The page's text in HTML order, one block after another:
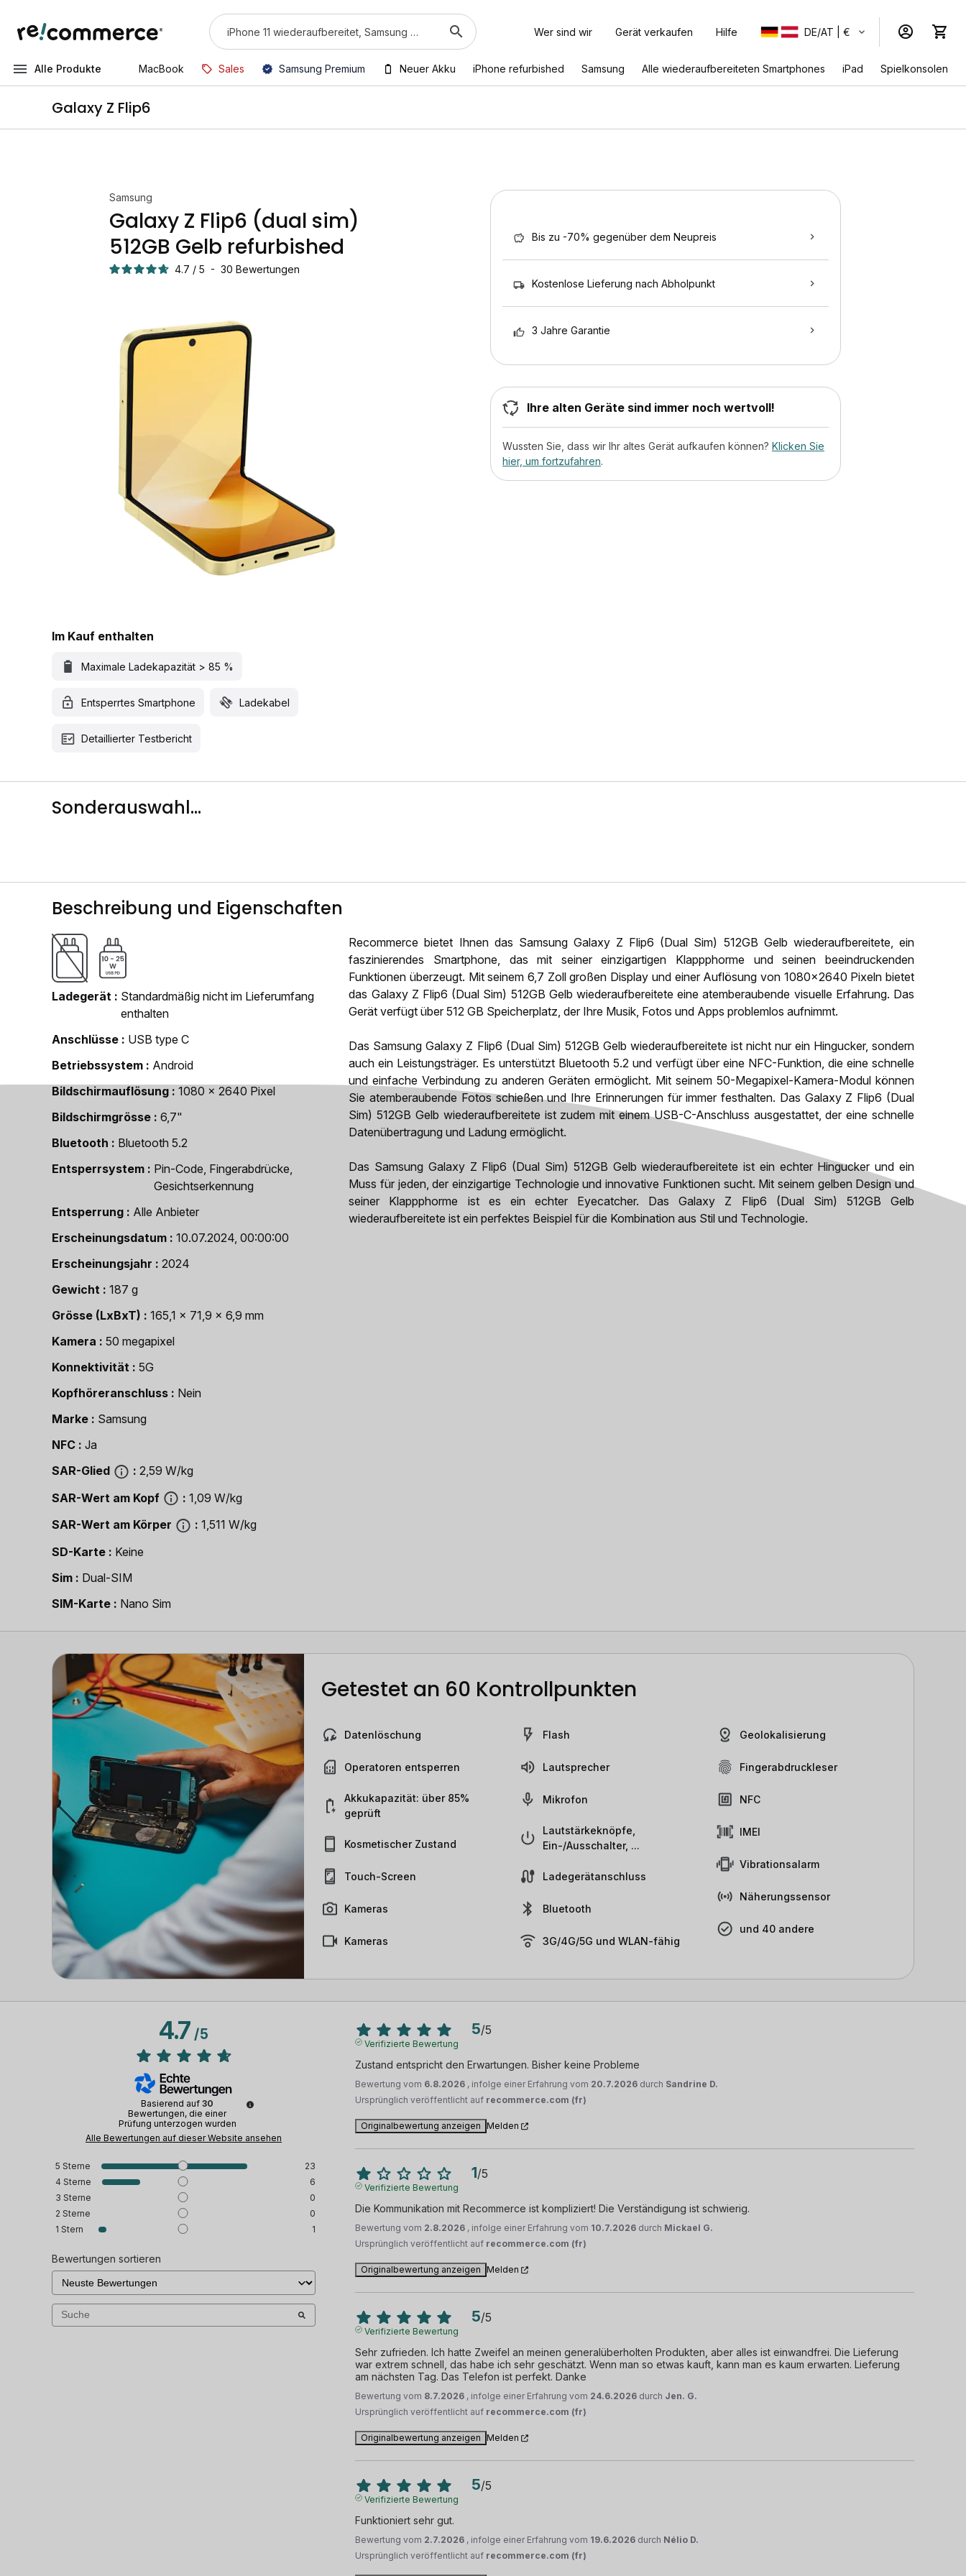
Wer sind wir Gerät verkaufen Hilfe DE/AT | €
Alle Produkte MacBook Sales Samsung Premium Neuer Akku iPhone refurbished Samsung Alle wiederaufbereiteten Smartphones iPad Spielkonsolen
Galaxy Z Flip6
Samsung
Galaxy Z Flip6 (dual sim)
512GB Gelb refurbished
4.7 / 5 - 30 Bewertungen
Im Kauf enthalten
Maximale Ladekapazität > 85 %
Entsperrtes Smartphone Ladekabel
Detaillierter Testbericht
Bis zu -70% gegenüber dem Neupreis
Kostenlose Lieferung nach Abholpunkt
3 Jahre Garantie
Ihre alten Geräte sind immer noch wertvoll!
Wussten Sie, dass wir Ihr altes Gerät aufkaufen können? Klicken Sie
hier, um fortzufahren.
Sonderauswahl...
Beschreibung und Eigenschaften
Ladegerät
Standardmäßig nicht im Lieferumfang
enthalten
Anschlüsse
USB type C
Betriebssystem
Android
Bildschirmauflösung
1080 x 2640 Pixel
Bildschirmgrösse
6,7"
Bluetooth
Bluetooth 5.2
Entsperrsystem
Pin-Code, Fingerabdrücke,
Gesichtserkennung
Entsperrung
Alle Anbieter
Erscheinungsdatum
10.07.2024, 00:00:00
Erscheinungsjahr
2024
Gewicht
187 g
Grösse (LxBxT)
165,1 x 71,9 x 6,9 mm
Kamera
50 megapixel
Konnektivität
5G
Kopfhöreranschluss
Nein
Marke
Samsung
NFC
Ja
SAR-Glied
2,59 W/kg
SAR-Wert am Kopf
1,09 W/kg
SAR-Wert am Körper
1,511 W/kg
SD-Karte
Keine
Sim
Dual-SIM
SIM-Karte
Nano Sim
Recommerce bietet Ihnen das Samsung Galaxy Z Flip6 (Dual Sim) 512GB Gelb wiederaufbereitete, ein
faszinierendes Smartphone, das mit seiner einzigartigen Klappphorme und seinen beeindruckenden
Funktionen überzeugt. Mit seinem 6,7 Zoll großen Display und einer Auflösung von 1080x2640 Pixeln bietet
das Galaxy Z Flip6 (Dual Sim) 512GB Gelb wiederaufbereitete eine atemberaubende visuelle Erfahrung. Das
Gerät verfügt über 512 GB Speicherplatz, der Ihre Musik, Fotos und Apps problemlos aufnimmt.
Das Samsung Galaxy Z Flip6 (Dual Sim) 512GB Gelb wiederaufbereitete ist nicht nur ein Hingucker, sondern
auch ein Leistungsträger. Es unterstützt Bluetooth 5.2 und verfügt über eine NFC-Funktion, die eine schnelle
und einfache Verbindung zu anderen Geräten ermöglicht. Mit seinem 50-Megapixel-Kamera-Modul können
Sie atemberaubende Fotos schießen und Ihre Erinnerungen für immer festhalten. Das Galaxy Z Flip6 (Dual
Sim) 512GB Gelb wiederaufbereitete ist zudem mit einem USB-C-Anschluss ausgestattet, der eine schnelle
Datenübertragung und Ladung ermöglicht.
Das Samsung Galaxy Z Flip6 (Dual Sim) 512GB Gelb wiederaufbereitete ist ein echter Hingucker und ein
Muss für jeden, der einzigartige Technologie und innovative Funktionen sucht. Mit seinem gelben Design und
seiner Klappphorme ist es ein echter Eyecatcher. Das Galaxy Z Flip6 (Dual Sim) 512GB Gelb
wiederaufbereitete ist ein perfektes Beispiel für die Kombination aus Stil und Technologie.
Getestet an 60 Kontrollpunkten
Datenlöschung
Operatoren entsperren
Akkukapazität: über 85%
geprüft
Kosmetischer Zustand
Touch-Screen
Kameras
Kameras
Flash
Lautsprecher
Mikrofon
Lautstärkeknöpfe,
Ein-/Ausschalter, ...
Ladegerätanschluss
Bluetooth
3G/4G/5G und WLAN-fähig
Geolokalisierung
Fingerabdruckleser
NFC
IMEI
Vibrationsalarm
Näherungssensor
und 40 andere
4.7/5
Basierend auf30
Bewertungen, die einer
Prüfung unterzogen wurden
Alle Bewertungen auf dieser Website ansehen
5 Sterne
23
4 Sterne
6
3 Sterne
0
2 Sterne
0
1 Stern 1
Bewertungen sortieren
5/5
Verifizierte Bewertung
Zustand entspricht den Erwartungen. Bisher keine Probleme
Bewertung vom 6.8.2026 , infolge einer Erfahrung vom 20.7.2026 durch Sandrine D.
Ursprünglich veröffentlicht auf recommerce.com (fr)
Originalbewertung anzeigen Melden
1/5
Verifizierte Bewertung
Die Kommunikation mit Recommerce ist kompliziert! Die Verständigung ist schwierig.
Bewertung vom 2.8.2026 , infolge einer Erfahrung vom 10.7.2026 durch Mickael G.
Ursprünglich veröffentlicht auf recommerce.com (fr)
Originalbewertung anzeigen Melden
5/5
Verifizierte Bewertung
Sehr zufrieden. Ich hatte Zweifel an meinen generalüberholten Produkten, aber alles ist einwandfrei. Die Lieferung
war extrem schnell, das habe ich sehr geschätzt. Wenn man so etwas kauft, kann man es kaum erwarten. Lieferung
am nächsten Tag. Das Telefon ist perfekt. Danke
Bewertung vom 8.7.2026 , infolge einer Erfahrung vom 24.6.2026 durch Jen. G.
Ursprünglich veröffentlicht auf recommerce.com (fr)
Originalbewertung anzeigen Melden
5/5
Verifizierte Bewertung
Funktioniert sehr gut.
Bewertung vom 2.7.2026 , infolge einer Erfahrung vom 19.6.2026 durch Nélio D.
Ursprünglich veröffentlicht auf recommerce.com (fr)